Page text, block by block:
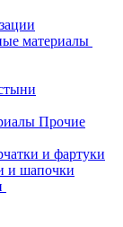
материалы
Прочие
и фартуки
и шапочки